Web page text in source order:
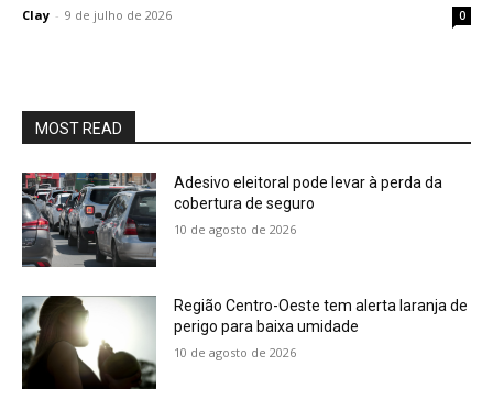
Clay - 9 de julho de 2026 0
MOST READ
Adesivo eleitoral pode levar à perda da
cobertura de seguro
10 de agosto de 2026
Região Centro-Oeste tem alerta laranja de
perigo para baixa umidade
10 de agosto de 2026